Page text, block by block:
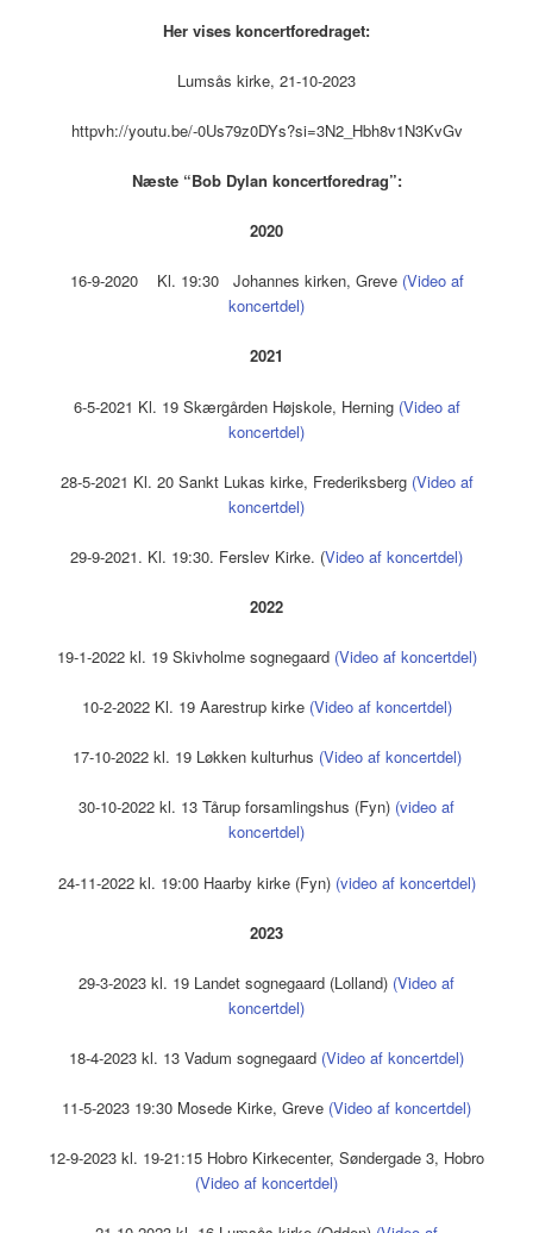
Her vises koncertforedraget:
Lumsås kirke, 21-10-2023
httpvh://youtu.be/-0Us79z0DYs?si=3N2_Hbh8v1N3KvGv
Næste “Bob Dylan koncertforedrag”:
2020
16-9-2020 Kl. 19:30 Johannes kirken, Greve (Video af
koncertdel)
2021
6-5-2021 Kl. 19 Skærgården Højskole, Herning (Video af
koncertdel)
28-5-2021 Kl. 20 Sankt Lukas kirke, Frederiksberg (Video af
koncertdel)
29-9-2021. Kl. 19:30. Ferslev Kirke. (Video af koncertdel)
2022
19-1-2022 kl. 19 Skivholme sognegaard (Video af koncertdel)
10-2-2022 Kl. 19 Aarestrup kirke (Video af koncertdel)
17-10-2022 kl. 19 Løkken kulturhus (Video af koncertdel)
30-10-2022 kl. 13 Tårup forsamlingshus (Fyn) (video af
koncertdel)
24-11-2022 kl. 19:00 Haarby kirke (Fyn) (video af koncertdel)
2023
29-3-2023 kl. 19 Landet sognegaard (Lolland) (Video af
koncertdel)
18-4-2023 kl. 13 Vadum sognegaard (Video af koncertdel)
11-5-2023 19:30 Mosede Kirke, Greve (Video af koncertdel)
12-9-2023 kl. 19-21:15 Hobro Kirkecenter, Søndergade 3, Hobro
(Video af koncertdel)